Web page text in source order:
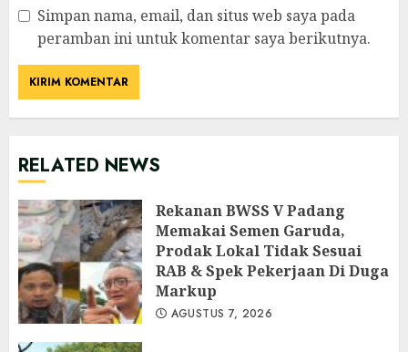
Simpan nama, email, dan situs web saya pada
peramban ini untuk komentar saya berikutnya.
RELATED NEWS
Rekanan BWSS V Padang
Memakai Semen Garuda,
Prodak Lokal Tidak Sesuai
RAB & Spek Pekerjaan Di Duga
Markup
AGUSTUS 7, 2026